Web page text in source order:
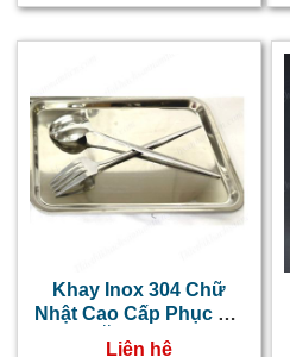
Khay Inox 304 Chữ
Nhật Cao Cấp Phục Vụ
Thức Ăn NT0416021
Liên hệ